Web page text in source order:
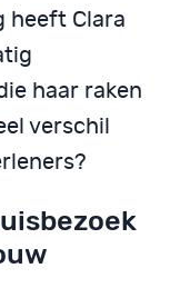
heeft Clara
haar raken
verschil